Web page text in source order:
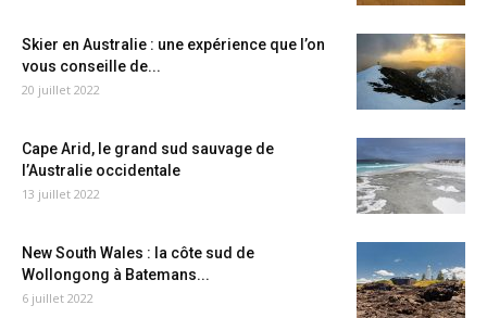
Skier en Australie : une expérience que l’on
vous conseille de...
20 juillet 2022
Cape Arid, le grand sud sauvage de
l’Australie occidentale
13 juillet 2022
New South Wales : la côte sud de
Wollongong à Batemans...
6 juillet 2022